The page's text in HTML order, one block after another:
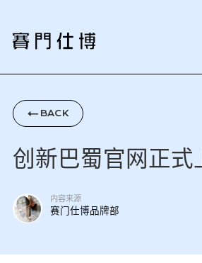
 BACK
创新巴蜀官网正式
内容来源
赛门仕博品牌部